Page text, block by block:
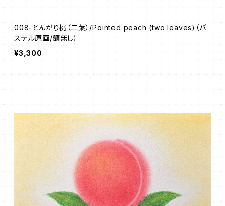
008-とんがり桃（二葉）/Pointed peach (two leaves)（パ
ステル原画/額無し）
¥3,300